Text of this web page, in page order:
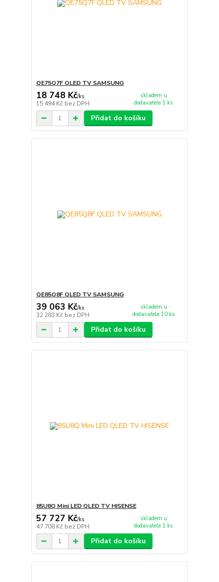
QE75Q7F QLED TV SAMSUNG
18 748 Kč/ks
15 494 Kč bez DPH
skladem u
dodavatele 1 ks
Přidat do košíku
QE85Q8F QLED TV SAMSUNG
39 063 Kč/ks
32 283 Kč bez DPH
skladem u
dodavatele 10 ks
Přidat do košíku
85U8Q Mini LED QLED TV HISENSE
57 727 Kč/ks
47 708 Kč bez DPH
skladem u
dodavatele 1 ks
Přidat do košíku